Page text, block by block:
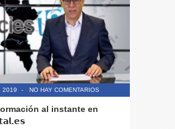
2019 - NO HAY COMENTARIOS
al instante en